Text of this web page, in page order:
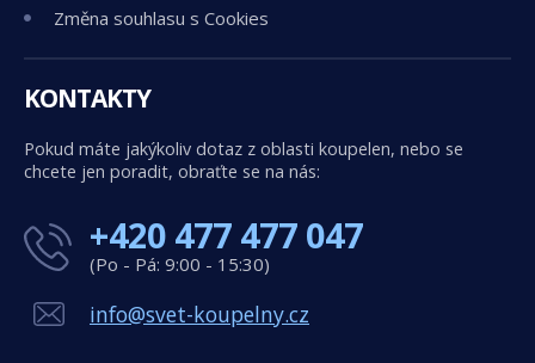
Změna souhlasu s Cookies
KONTAKTY
Pokud máte jakýkoliv dotaz z oblasti koupelen, nebo se
chcete jen poradit, obraťte se na nás:
+420 477 477 047
(Po - Pá: 9:00 - 15:30)
info@svet-koupelny.cz